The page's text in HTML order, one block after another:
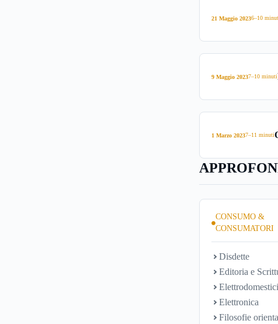
21 Maggio 20236–10
9 Maggio 20237–10 minuti
1 Marzo 20237–11 minuti
CONSUMO &
CONSUMATORI
Disdette
Editoria e
Elettrodomestici
Elettronica
Filosofie